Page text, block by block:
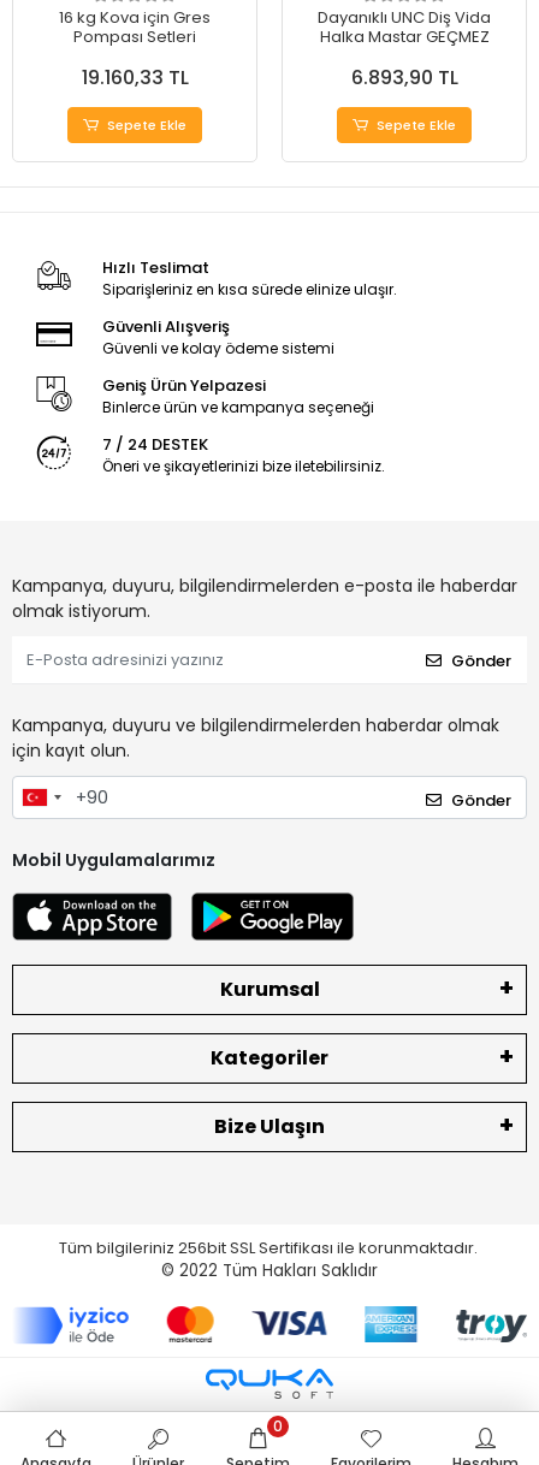
16 kg Kova için Gres
Pompası Setleri
19.160,33 TL
Sepete Ekle
Dayanıklı UNC Diş Vida
Halka Mastar GEÇMEZ
6.893,90 TL
Sepete Ekle
Hızlı Teslimat
Siparişleriniz en kısa sürede elinize ulaşır.
Güvenli Alışveriş
Güvenli ve kolay ödeme sistemi
Geniş Ürün Yelpazesi
Binlerce ürün ve kampanya seçeneği
7 / 24 DESTEK
Öneri ve şikayetlerinizi bize iletebilirsiniz.
Kampanya, duyuru, bilgilendirmelerden e-posta ile haberdar
olmak istiyorum.
Gönder
Kampanya, duyuru ve bilgilendirmelerden haberdar olmak
için kayıt olun.
Gönder
Mobil Uygulamalarımız
Kurumsal
Kategoriler
Bize Ulaşın
Tüm bilgileriniz 256bit SSL Sertifikası ile korunmaktadır.
© 2022 Tüm Hakları Saklıdır
0